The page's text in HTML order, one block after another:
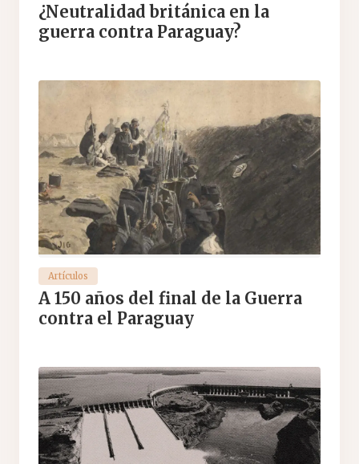
¿Neutralidad británica en la
guerra contra Paraguay?
Artículos
A 150 años del final de la Guerra
contra el Paraguay